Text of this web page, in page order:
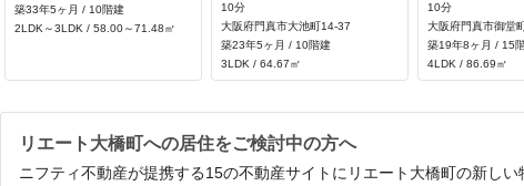
築33年5ヶ月 / 10階建
2LDK～3LDK / 58.00～71.48㎡
10分
大阪府門真市大池町14-37
築23年5ヶ月 / 10階建
3LDK / 64.67㎡
10分
大阪府門真市御堂
築19年8ヶ月 / 15
4LDK / 86.69㎡
リエート大橋町への居住をご検討中の方へ
ニフティ不動産が提携する15の不動産サイトにリエート大橋町の新し